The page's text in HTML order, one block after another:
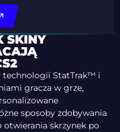
SKINY
technologii StatTrak™ i
gracza w grze,
sposoby zdobywania
skrzynek po